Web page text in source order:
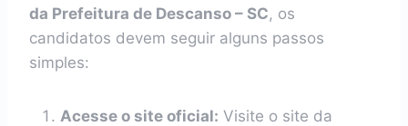
da Prefeitura de Descanso – SC, os
candidatos devem seguir alguns passos
simples:
Acesse o site oficial: Visite o site da